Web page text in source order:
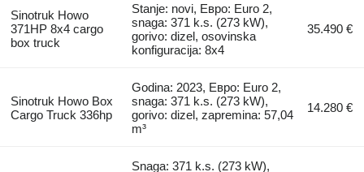
Sinotruk Howo
371HP 8x4 cargo
box truck
Stanje: novi, Евро: Euro 2,
snaga: 371 k.s. (273 kW),
gorivo: dizel, osovinska
konfiguracija: 8x4
35.490 €
Sinotruk Howo Box
Cargo Truck 336hp
Godina: 2023, Евро: Euro 2,
snaga: 371 k.s. (273 kW),
gorivo: dizel, zapremina: 57,04
m³
14.280 €
Snaga: 371 k.s. (273 kW),